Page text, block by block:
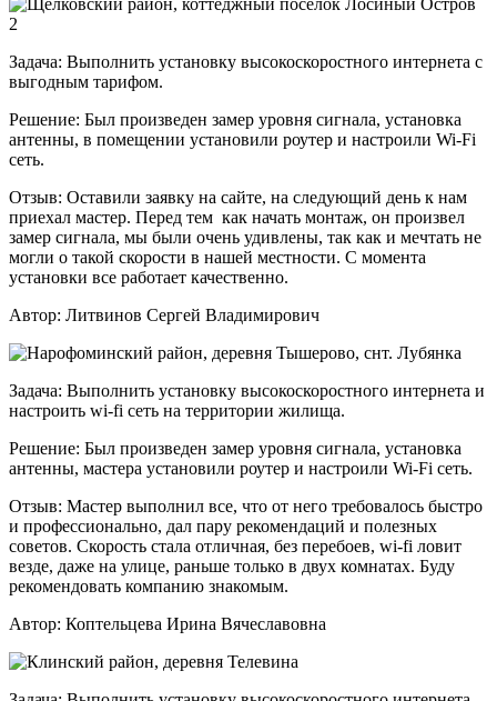
Задача: Выполнить установку высокоскоростного интернета с
выгодным тарифом.
Решение: Был произведен замер уровня сигнала, установка
антенны, в помещении установили роутер и настроили Wi-Fi
сеть.
Отзыв: Оставили заявку на сайте, на следующий день к нам
приехал мастер. Перед тем как начать монтаж, он произвел
замер сигнала, мы были очень удивлены, так как и мечтать не
могли о такой скорости в нашей местности. С момента
установки все работает качественно.
Автор: Литвинов Сергей Владимирович
Задача: Выполнить установку высокоскоростного интернета и
настроить wi-fi сеть на территории жилища.
Решение: Был произведен замер уровня сигнала, установка
антенны, мастера установили роутер и настроили Wi-Fi сеть.
Отзыв: Мастер выполнил все, что от него требовалось быстро
и профессионально, дал пару рекомендаций и полезных
советов. Скорость стала отличная, без перебоев, wi-fi ловит
везде, даже на улице, раньше только в двух комнатах. Буду
рекомендовать компанию знакомым.
Автор: Коптельцева Ирина Вячеславовна